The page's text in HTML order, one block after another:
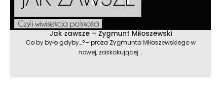
Jak zawsze – Zygmunt Miłoszewski
Co by było gdyby…?– proza Zygmunta Miłoszewskiego w
nowej, zaskakującej...